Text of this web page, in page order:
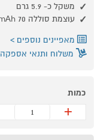
משקל כ- 5.9 גרם
עוצמת סוללה 70 mAh לכל אוזניה
מאפיינים נוספים
משלוח ותנאי אספקה
כמות
+